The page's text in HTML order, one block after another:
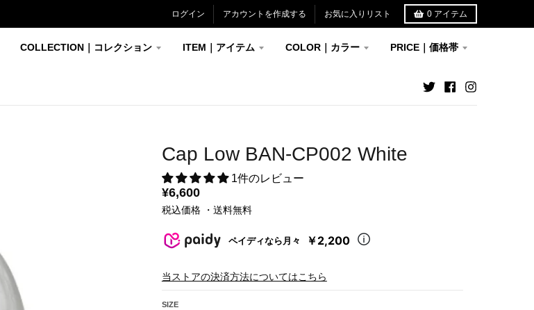
ログイン アカウントを作成する お気に入りリスト 0 アイテム
COLLECTION｜コレクション ITEM｜アイテム COLOR｜カラー PRICE｜価格帯
Cap Low BAN-CP002 White
1件のレビュー
¥6,600
税込価格 ・送料無料
ペイディなら月々 ￥2,200
当ストアの決済方法についてはこちら
SIZE